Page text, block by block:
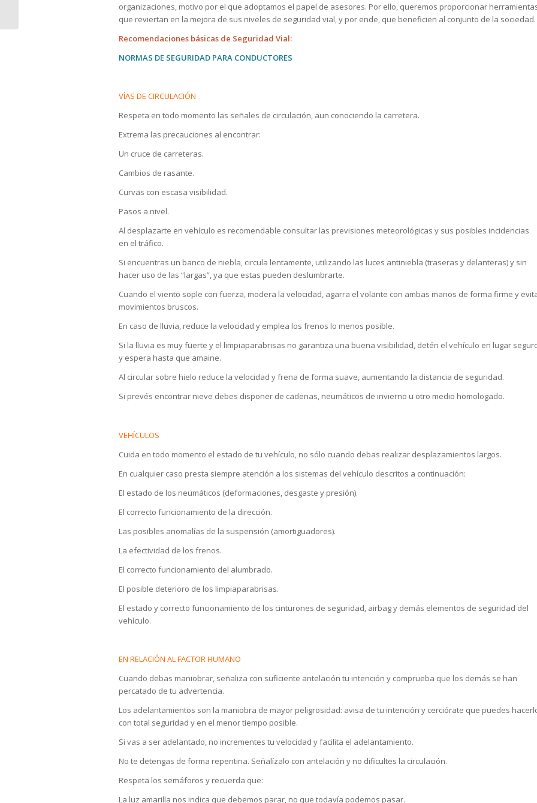
organizaciones, motivo por el que adoptamos el papel de asesores. Por ello, queremos proporcionar
que reviertan en la mejora de sus niveles de seguridad vial, y por ende, que beneficien al conjunto de la sociedad.
Recomendaciones básicas de Seguridad Vial:
NORMAS DE SEGURIDAD PARA CONDUCTORES
VÍAS DE CIRCULACIÓN
Respeta en todo momento las señales de circulación, aun conociendo la carretera.
Extrema las precauciones al encontrar:
Un cruce de carreteras.
Cambios de rasante.
Curvas con escasa visibilidad.
Pasos a nivel.
Al desplazarte en vehículo es recomendable consultar las previsiones meteorológicas y sus posibles incidencias
en el tráfico.
Si encuentras un banco de niebla, circula lentamente, utilizando las luces antiniebla (traseras y delanteras) y sin
hacer uso de las “largas”, ya que estas pueden deslumbrarte.
Cuando el viento sople con fuerza, modera la velocidad, agarra el volante con ambas manos de forma firme y
movimientos bruscos.
En caso de lluvia, reduce la velocidad y emplea los frenos lo menos posible.
Si la lluvia es muy fuerte y el limpiaparabrisas no garantiza una buena visibilidad, detén el vehículo en lugar
y espera hasta que amaine.
Al circular sobre hielo reduce la velocidad y frena de forma suave, aumentando la distancia de seguridad.
Si prevés encontrar nieve debes disponer de cadenas, neumáticos de invierno u otro medio homologado.
VEHÍCULOS
Cuida en todo momento el estado de tu vehículo, no sólo cuando debas realizar desplazamientos largos.
En cualquier caso presta siempre atención a los sistemas del vehículo descritos a continuación:
El estado de los neumáticos (deformaciones, desgaste y presión).
El correcto funcionamiento de la dirección.
Las posibles anomalías de la suspensión (amortiguadores).
La efectividad de los frenos.
El correcto funcionamiento del alumbrado.
El posible deterioro de los limpiaparabrisas.
El estado y correcto funcionamiento de los cinturones de seguridad, airbag y demás elementos de seguridad del
vehículo.
EN RELACIÓN AL FACTOR HUMANO
Cuando debas maniobrar, señaliza con suficiente antelación tu intención y comprueba que los demás se han
percatado de tu advertencia.
Los adelantamientos son la maniobra de mayor peligrosidad: avisa de tu intención y cerciórate que puedes
con total seguridad y en el menor tiempo posible.
Si vas a ser adelantado, no incrementes tu velocidad y facilita el adelantamiento.
No te detengas de forma repentina. Señalízalo con antelación y no dificultes la circulación.
Respeta los semáforos y recuerda que:
La luz amarilla nos indica que debemos parar, no que todavía podemos pasar.